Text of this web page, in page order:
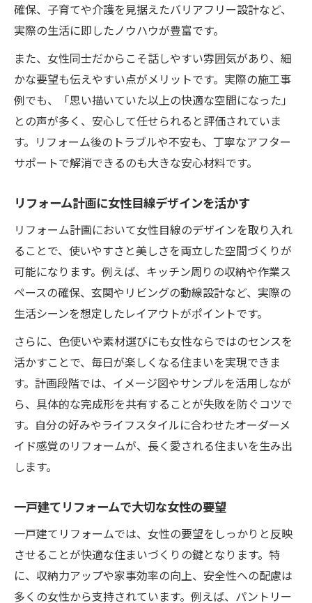
女性用リフォームで時期を選ぶポイント
スケジュール管理で安心のリフォーム実現
女子建築設計レビューで選ぶ安心の方法
女子建築設計会社のレビュー徹底チェック
術
リフォーム会社選びで重視したい女性の視
点
女性建築家の実績と口コミが安心に繋がる
理由
け方
求人情報やレビューから信頼度を判断する
方法
確保、子育てや介護を見据えたバリアフリー設計など、
実際の生活に即したノウハウが豊富です。
また、女性同士だからこそ話しやすい雰囲気があり、細
かな要望も伝えやすい点がメリットです。実際の施工事
例でも、「思い描いていた以上の快適な空間になった」
との声が多く、安心して任せられると評価されていま
す。リフォーム後のトラブルや不安も、丁寧なアフター
サポートで解消できるのも大きな安心材料です。
リフォーム計画に女性目線デザインを活かす
リフォーム計画において女性目線のデザインを取り入れ
ることで、使いやすさと美しさを両立した空間づくりが
可能になります。例えば、キッチン周りの収納や作業ス
ペースの確保、玄関やリビングの動線設計など、実際の
生活シーンを想定したレイアウトがポイントです。
さらに、色使いや素材選びにも女性ならではのセンスを
活かすことで、毎日が楽しくなる住まいを実現できま
す。計画段階では、イメージ図やサンプルを活用しなが
ら、具体的な完成形を共有することが失敗を防ぐコツで
す。自分の好みやライフスタイルに合わせたオーダーメ
イド感覚のリフォームが、長く愛される住まいを生み出
します。
一戸建てリフォームで大切な女性の要望
一戸建てリフォームでは、女性の要望をしっかりと反映
させることが快適な住まいづくりの鍵となります。特
に、収納力アップや家事効率の向上、安全性への配慮は
多くの女性から支持されています。例えば、パントリー